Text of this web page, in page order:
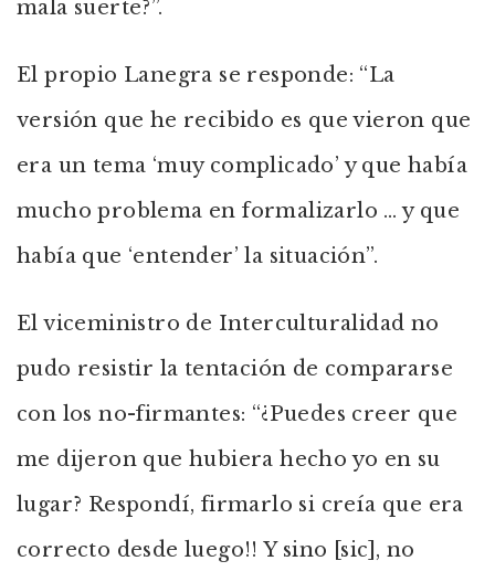
mala suerte?”.
El propio Lanegra se responde: “La
versión que he recibido es que vieron que
era un tema ‘muy complicado’ y que había
mucho problema en formalizarlo … y que
había que ‘entender’ la situación”.
El viceministro de Interculturalidad no
pudo resistir la tentación de compararse
con los no-firmantes: “¿Puedes creer que
me dijeron que hubiera hecho yo en su
lugar? Respondí, firmarlo si creía que era
correcto desde luego!! Y sino [sic], no